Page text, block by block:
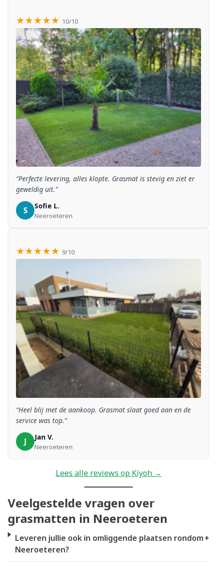
★★★★★ 10/10
“Perfecte levering, alles klopte. Grasmat is stevig en ziet er
geweldig uit.”
S Sofie L.
Neeroeteren
★★★★★ 9/10
“Heel blij met de aankoop. Grasmat slaat goed aan en de
service was top.”
J Jan V.
Neeroeteren
Lees alle reviews op Kiyoh →
Veelgestelde vragen over
grasmatten in Neeroeteren
Leveren jullie ook in omliggende plaatsen rondom
Neeroeteren?
+